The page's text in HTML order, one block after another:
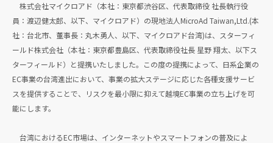
株式会社マイクロアド（本社：東京都渋谷区、代表取締役 社長執行役
員：渡辺健太郎、以下、マイクロアド）の現地法人MicroAd Taiwan,Ltd.(本
社：台北市、董事長：丸木勇人、以下、マイクロアド台湾)は、スターフィ
ールド株式会社（本社：東京都豊島区、代表取締役社長 星野 翔太、以下ス
ターフィールド）と提携いたしました。この度の提携によって、日系企業の
EC事業の台湾進出において、事業の拡大ステージに応じた各種支援サービ
スを提供することで、リスクを最小限に抑えて越境EC事業の立ち上げを可
能にします。
台湾におけるEC市場は、インターネットやスマートフォンの普及によ